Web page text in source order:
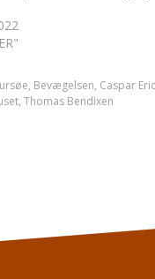
, Bevægelsen, Caspar Eric
, Thomas Bendixen